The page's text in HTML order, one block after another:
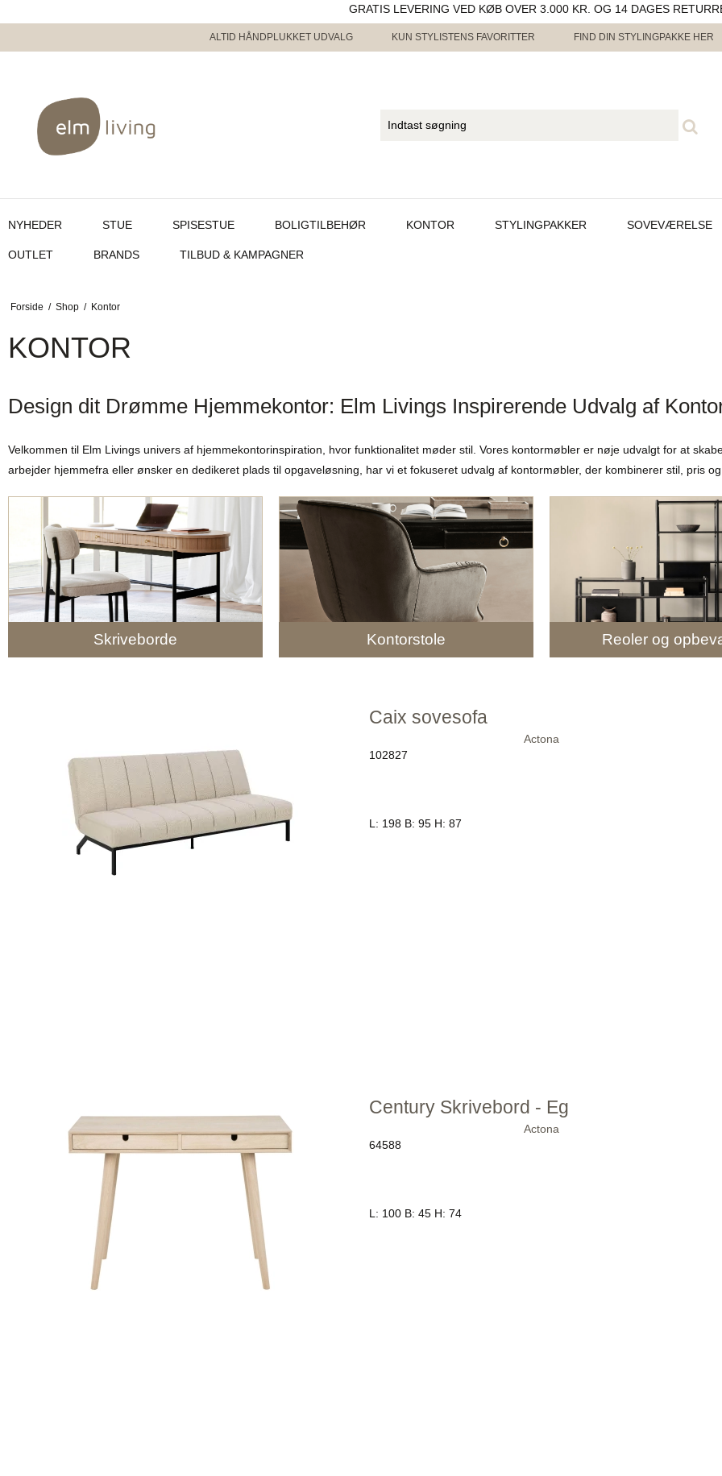
GRATIS LEVERING VED KØB OVER 3.000 KR. OG 14 DAGES
ALTID HÅNDPLUKKET UDVALG KUN STYLISTENS FAVORITTER FIND DIN STYLINGPAKKE HER
NYHEDER STUE SPISESTUE BOLIGTILBEHØR KONTOR STYLINGPAKKER SOVEVÆRELSE
OUTLET BRANDS TILBUD & KAMPAGNER
Forside / Shop / Kontor
KONTOR
Design dit Drømme Hjemmekontor: Elm Livings Inspirerende Udvalg af
Velkommen til Elm Livings univers af hjemmekontorinspiration, hvor funktionalitet møder stil. Vores kontormøbler er nøje udvalgt for at
arbejder hjemmefra eller ønsker en dedikeret plads til opgaveløsning, har vi et fokuseret udvalg af kontormøbler, der kombinerer stil, pris og
Skriveborde Kontorstole Reoler og
Caix sovesofa
Actona
102827
L: 198 B: 95 H: 87
Century Skrivebord - Eg
Actona
64588
L: 100 B: 45 H: 74